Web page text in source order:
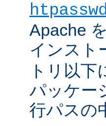
Apache
インスト
トリ以
パッケー
行パスの